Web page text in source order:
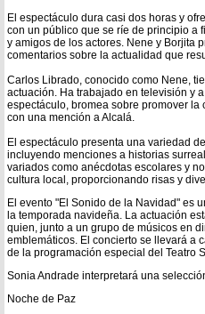
El espectáculo dura casi dos horas y
con un público que se ríe de principio a
y amigos de los actores. Nene y Borjita
comentarios sobre la actualidad que
Carlos Librado, conocido como Nene,
actuación. Ha trabajado en televisión y
espectáculo, bromea sobre promover
con una mención a Alcalá.
El espectáculo presenta una variedad
incluyendo menciones a historias
variados como anécdotas escolares y
cultura local, proporcionando risas y
El evento "El Sonido de la Navidad" es
la temporada navideña. La actuación
quien, junto a un grupo de músicos en
emblemáticos. El concierto se llevará a
de la programación especial del Teatro
Sonia Andrade interpretará una
Noche de Paz